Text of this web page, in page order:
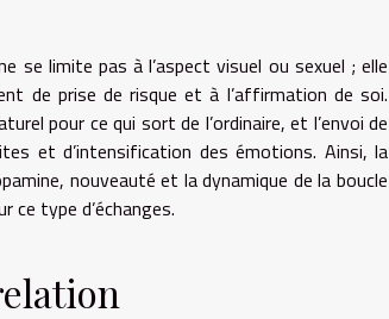
se limite pas à l’aspect visuel ou sexuel ; elle
de prise de risque et à l’affirmation de soi.
pour ce qui sort de l’ordinaire, et l’envoi de
et d’intensification des émotions. Ainsi, la
nouveauté et la dynamique de la boucle
type d’échanges.